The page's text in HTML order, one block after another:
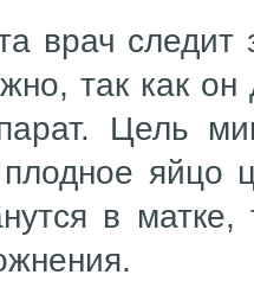
врач следит
так как он
Цель
яйцо
в матке,